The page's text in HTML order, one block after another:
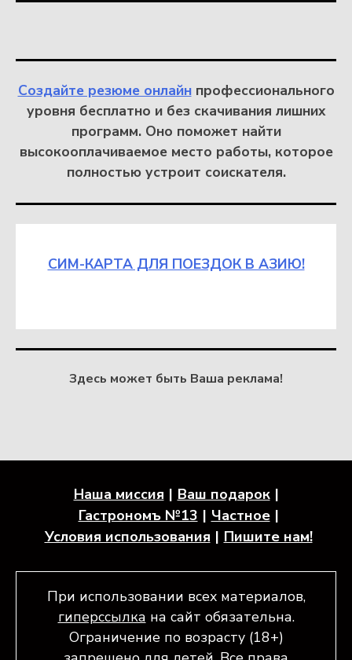
Создайте резюме онлайнпрофессионального
уровня бесплатно и без скачивания лишних
программ. Оно поможет найти
высокооплачиваемое место работы, которое
полностью устроит соискателя.
СИМ-КАРТА ДЛЯ ПОЕЗДОК В АЗИЮ!
Здесь может быть Ваша реклама!
Наша миссия
Ваш подарок
Гастрономъ №13
Частное
Условия использования
Пишите нам!
При использовании всех материалов,
гиперссылка на сайт обязательна.
Ограничение по возрасту (18+)